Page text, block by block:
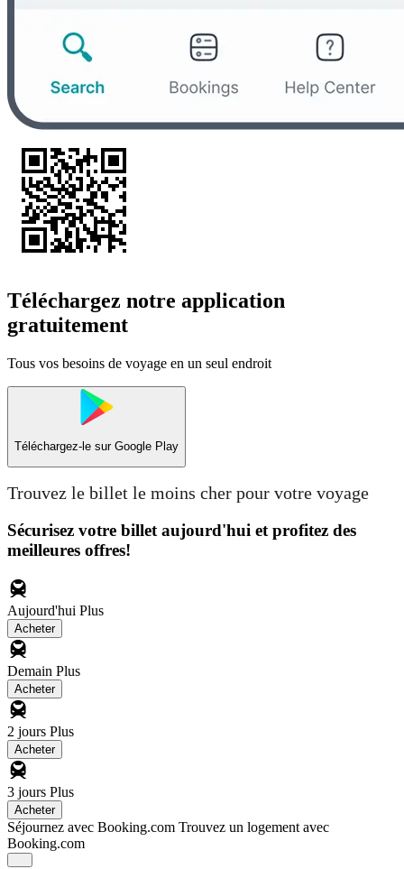
Téléchargez notre application
gratuitement
Tous vos besoins de voyage en un seul endroit
Téléchargez-le sur Google Play
Trouvez le billet le moins cher pour votre voyage
Sécurisez votre billet aujourd'hui et profitez des
meilleures offres!
Aujourd'hui Plus
Acheter
Demain Plus
Acheter
2 jours Plus
Acheter
3 jours Plus
Acheter
Séjournez avec Booking.com Trouvez un logement avec
Booking.com